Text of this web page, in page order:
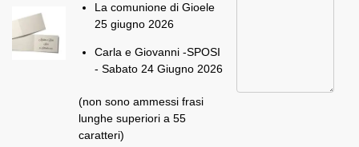
La comunione di Gioele
25 giugno 2026
Carla e Giovanni -SPOSI
- Sabato 24 Giugno 2026
(non sono ammessi frasi
lunghe superiori a 55
caratteri)